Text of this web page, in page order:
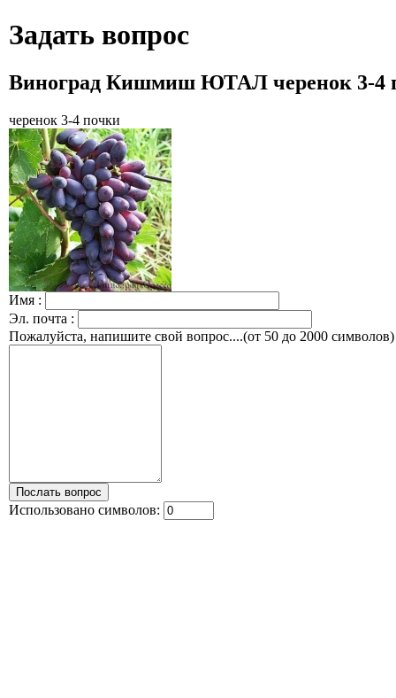
Задать вопрос
Виноград Кишмиш ЮТАЛ черенок 3-4
черенок 3-4 почки
Имя :
Эл. почта :
Пожалуйста, напишите свой вопрос....(от 50 до 2000 символов)
Использовано символов: